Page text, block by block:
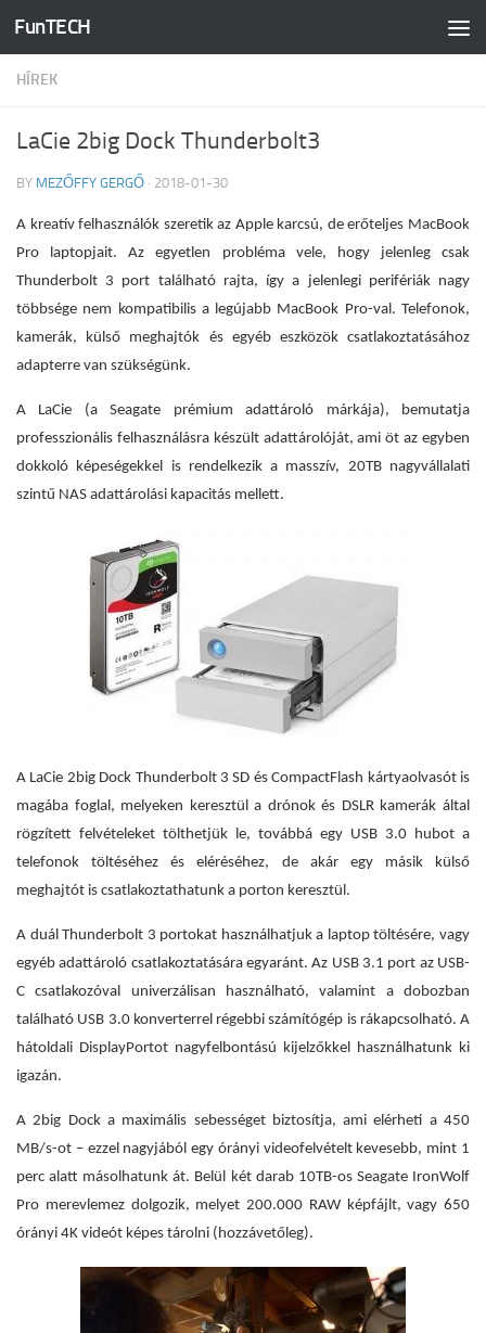
Skip to content
FunTECH
HÍREK
LaCie 2big Dock Thunderbolt3
BY MEZŐFFY GERGŐ · 2018-01-30
A kreatív felhasználók szeretik az Apple karcsú, de erőteljes MacBook
Pro laptopjait. Az egyetlen probléma vele, hogy jelenleg csak
Thunderbolt 3 port található rajta, így a jelenlegi perifériák nagy
többsége nem kompatibilis a legújabb MacBook Pro-val. Telefonok,
kamerák, külső meghajtók és egyéb eszközök csatlakoztatásához
adapterre van szükségünk.
A LaCie (a Seagate prémium adattároló márkája), bemutatja
professzionális felhasználásra készült adattárolóját, ami öt az egyben
dokkoló képeségekkel is rendelkezik a masszív, 20TB nagyvállalati
szintű NAS adattárolási kapacitás mellett.
A LaCie 2big Dock Thunderbolt 3 SD és CompactFlash kártyaolvasót is
magába foglal, melyeken keresztül a drónok és DSLR kamerák által
rögzített felvételeket tölthetjük le, továbbá egy USB 3.0 hubot a
telefonok töltéséhez és eléréséhez, de akár egy másik külső
meghajtót is csatlakoztathatunk a porton keresztül.
A duál Thunderbolt 3 portokat használhatjuk a laptop töltésére, vagy
egyéb adattároló csatlakoztatására egyaránt. Az USB 3.1 port az USB-
C csatlakozóval univerzálisan használható, valamint a dobozban
található USB 3.0 konverterrel régebbi számítógép is rákapcsolható. A
hátoldali DisplayPortot nagyfelbontású kijelzőkkel használhatunk ki
igazán.
A 2big Dock a maximális sebességet biztosítja, ami elérheti a 450
MB/s-ot – ezzel nagyjából egy órányi videofelvételt kevesebb, mint 1
perc alatt másolhatunk át. Belül két darab 10TB-os Seagate IronWolf
Pro merevlemez dolgozik, melyet 200.000 RAW képfájlt, vagy 650
órányi 4K videót képes tárolni (hozzávetőleg).